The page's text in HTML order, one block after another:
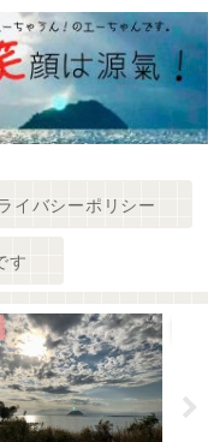
イバシーポリシー
す